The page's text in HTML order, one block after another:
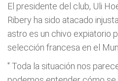
El presidente del club, Uli
Ribery ha sido atacado
astro es un chivo expiatorio
selección francesa en el
" Toda la situación nos